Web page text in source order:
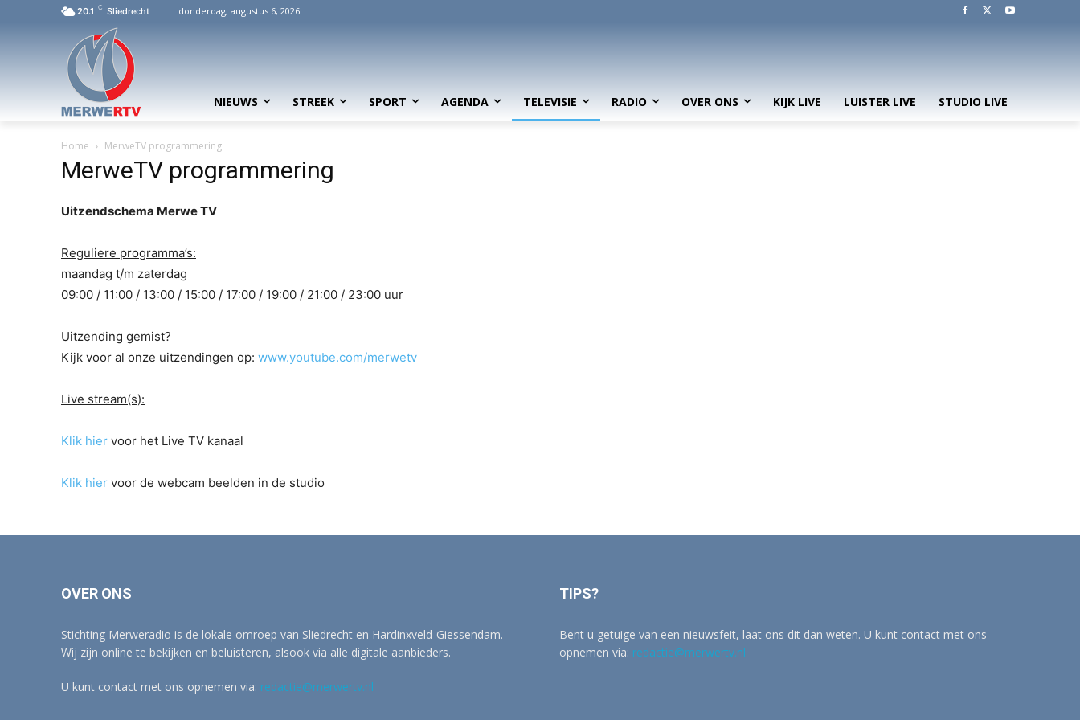
20.1 C Sliedrecht donderdag, augustus 6, 2026
NIEUWS STREEK SPORT AGENDA TELEVISIE RADIO OVER ONS KIJK LIVE LUISTER LIVE STUDIO LIVE
Home MerweTV programmering
MerweTV programmering
Uitzendschema Merwe TV
Reguliere programma’s:
maandag t/m zaterdag
09:00 / 11:00 / 13:00 / 15:00 / 17:00 / 19:00 / 21:00 / 23:00 uur
Uitzending gemist?
Kijk voor al onze uitzendingen op: www.youtube.com/merwetv
Live stream(s):
Klik hier voor het Live TV kanaal
Klik hier voor de webcam beelden in de studio
OVER ONS
Stichting Merweradio is de lokale omroep van Sliedrecht en Hardinxveld-Giessendam.
Wij zijn online te bekijken en beluisteren, alsook via alle digitale aanbieders.
U kunt contact met ons opnemen via: redactie@merwertv.nl
TIPS?
Bent u getuige van een nieuwsfeit, laat ons dit dan weten. U kunt contact met ons
opnemen via: redactie@merwertv.nl